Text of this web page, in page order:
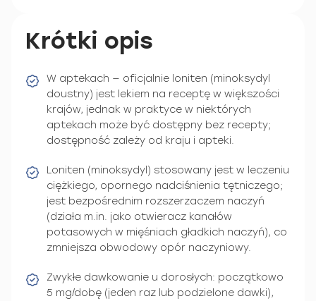
Krótki opis
W aptekach — oficjalnie loniten (minoksydyl
doustny) jest lekiem na receptę w większości
krajów, jednak w praktyce w niektórych
aptekach może być dostępny bez recepty;
dostępność zależy od kraju i apteki.
Loniten (minoksydyl) stosowany jest w leczeniu
ciężkiego, opornego nadciśnienia tętniczego;
jest bezpośrednim rozszerzaczem naczyń
(działa m.in. jako otwieracz kanałów
potasowych w mięśniach gładkich naczyń), co
zmniejsza obwodowy opór naczyniowy.
Zwykłe dawkowanie u dorosłych: początkowo
5 mg/dobę (jeden raz lub podzielone dawki),